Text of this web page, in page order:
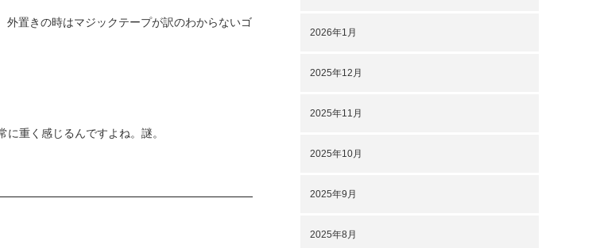
置きの時はマジックテープが訳のわからないゴ
重く感じるんですよね。謎。
2026年1月
2025年12月
2025年11月
2025年10月
2025年9月
2025年8月